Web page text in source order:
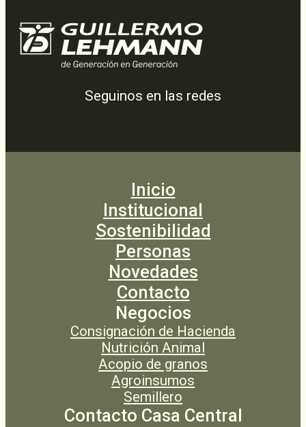
Seguinos en las redes
Inicio
Institucional
Sostenibilidad
Personas
Novedades
Contacto
Negocios
Consignación de Hacienda
Nutrición Animal
Acopio de granos
Agroinsumos
Semillero
Contacto Casa Central